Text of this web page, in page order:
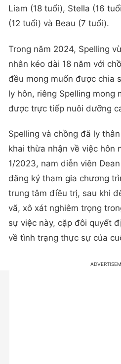
Liam (18 tuổi), Stella (16
(12 tuổi) và Beau (7 tuổi).
Trong năm 2024, Spelling
nhân kéo dài 18 năm với
đều mong muốn được chia
ly hôn, riêng Spelling mong
được trực tiếp nuôi dưỡng
Spelling và chồng đã ly
khai thừa nhận về việc hôn
1/2023, nam diễn viên
đăng ký tham gia chương
trung tâm điều trị, sau khi
vã, xô xát nghiêm trọng
sự việc này, cặp đôi quyết
về tình trạng thực sự của